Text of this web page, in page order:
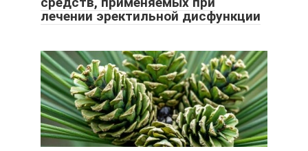
лечении эректильной дисфункции